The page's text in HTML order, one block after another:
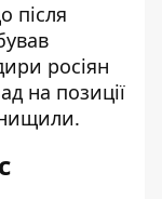
після
росіян
на позиції